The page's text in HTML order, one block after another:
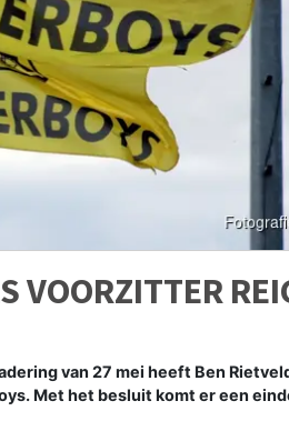
VOORZITTER
van 27 mei heeft Ben
Met het besluit komt er een